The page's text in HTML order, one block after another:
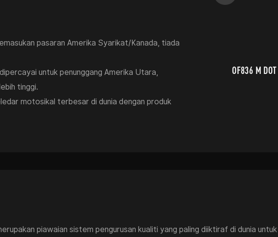
pasaran Amerika Syarikat/Kanada, tiada
untuk penunggang Amerika Utara,
tinggi.
motosikal terbesar di dunia dengan produk
950 M DOT 950 XL DOT OF836 M DOT
piawaian sistem pengurusan kualiti yang paling diiktiraf di dunia untuk